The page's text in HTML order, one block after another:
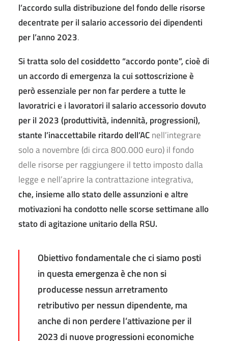
l’accordo sulla distribuzione del fondodelle risorse
decentrate per il salario accessorio dei dipendenti
per l’anno 2023.
Si tratta solo del cosiddetto “accordo ponte”, cioè di
un accordo di emergenza la cui sottoscrizione è
però essenziale per non far perdere a tutte le
lavoratrici e i lavoratori il salario accessorio dovuto
per il 2023 (produttività, indennità, progressioni),
stante l’inaccettabile ritardo dell’ACnell’integrare
solo a novembre (di circa 800.000 euro) il fondo
delle risorse per raggiungere il tetto imposto dalla
legge e nell’aprire la contrattazione integrativa,
che, insieme allo stato delle assunzioni e altre
motivazioni ha condotto nelle scorse settimane allo
stato di agitazione unitario della RSU.
Obiettivo fondamentale che ci siamo posti
in questa emergenza è che non si
producesse nessun arretramento
retributivo per nessun dipendente, ma
anche di non perdere l’attivazione per il
2023 di nuove progressioni economiche